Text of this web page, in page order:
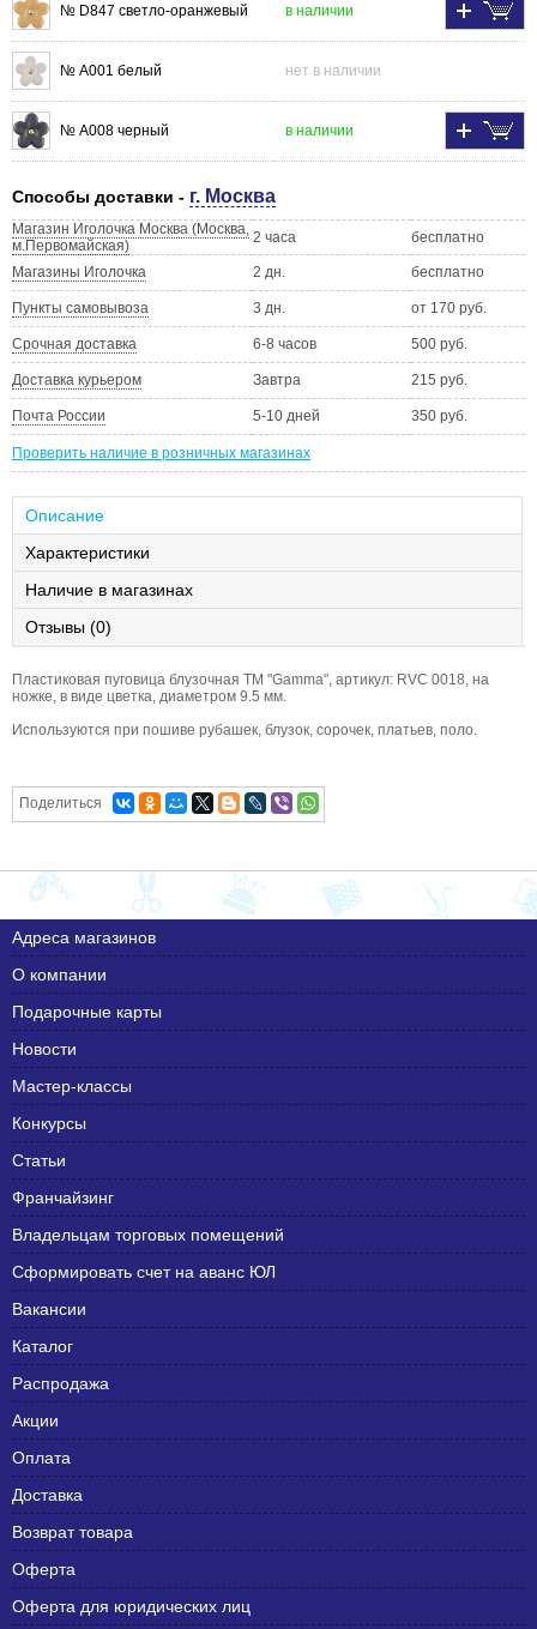
№ D847 светло-оранжевый в наличии
№ А001 белый нет в наличии
№ А008 черный в наличии
Способы доставки - г. Москва
Магазин Иголочка Москва (Москва,
м.Первомайская)
2 часа бесплатно
Магазины Иголочка 2 дн. бесплатно
Пункты самовывоза 3 дн. от 170 руб.
Срочная доставка 6-8 часов 500 руб.
Доставка курьером Завтра 215 руб.
Почта России 5-10 дней 350 руб.
Проверить наличие в розничных магазинах
Описание
Характеристики
Наличие в магазинах
Отзывы (0)
Пластиковая пуговица блузочная ТМ "Gamma", артикул: RVC 0018, на
ножке, в виде цветка, диаметром 9.5 мм.
Используются при пошиве рубашек, блузок, сорочек, платьев, поло.
Поделиться
Адреса магазинов
О компании
Подарочные карты
Новости
Мастер-классы
Конкурсы
Статьи
Франчайзинг
Владельцам торговых помещений
Сформировать счет на аванс ЮЛ
Вакансии
Каталог
Распродажа
Акции
Оплата
Доставка
Возврат товара
Оферта
Оферта для юридических лиц